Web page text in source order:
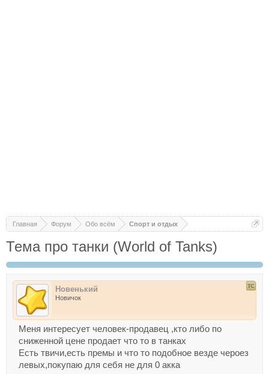
Главная Форум Обо всём Спорт и отдых
Тема про танки (World of Tanks)
Новенький
Новичок
Меня интересует человек-продавец ,кто либо по
сниженной цене продает что то в танках
Есть твичи,есть премы и что то подобное везде чероез
левых,покупаю для себя не для 0 акка